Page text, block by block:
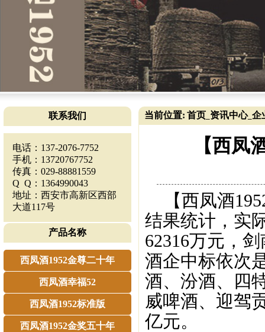
联系我们
电话：137-2076-7752
手机：13720767752
传真：029-88881559
Q Q：1364990043
地址：西安市高新区西部
大道117号
产品名称
西凤酒1952金尊二十年
西凤酒幸福52
西凤酒1952标准版
西凤酒1952金奖五十年
当前位置: 首页 资讯中心_ 企
【西凤
【西凤酒
结果统计，实
62316万元，
酒企中标依次
酒、汾酒、四
威啤酒、迎驾
亿元。